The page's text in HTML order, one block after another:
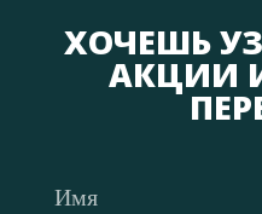
ХОЧЕШЬ
АКЦИИ